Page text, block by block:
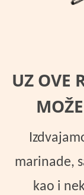
UZ OVE
marinade,
kao i